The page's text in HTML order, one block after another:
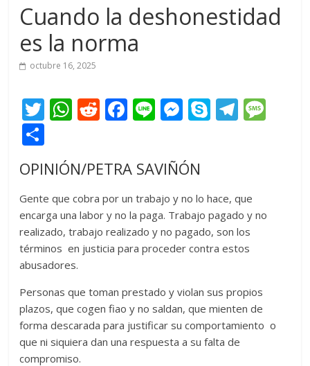
Cuando la deshonestidad
es la norma
octubre 16, 2025
T
itt
er
W
s
A
p
p
R
di
t
F
b
o
o
k
Li M
ss
e
n
g
er
S
e
T
a
m e
o
m
p
ar
ti
r
OPINIÓN/PETRA SAVIÑÓN
Gente que cobra por un trabajo y no lo hace, que
encarga una labor y no la paga. Trabajo pagado y no
realizado, trabajo realizado y no pagado, son los
términos en justicia para proceder contra estos
abusadores.
Personas que toman prestado y violan sus propios
plazos, que cogen fiao y no saldan, que mienten de
forma descarada para justificar su comportamiento o
que ni siquiera dan una respuesta a su falta de
compromiso.